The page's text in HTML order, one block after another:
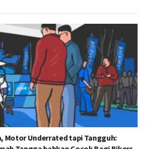
Motor Underrated tapi Tangguh: